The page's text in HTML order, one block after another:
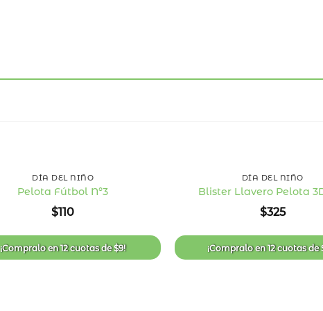
de
deseos
DÍA DEL NIÑO
Pelota Fútbol N°3
$110
¡Compralo en12 cuotasde$9!
DÍA DEL NIÑO
Blister Llavero Pelota
$325
¡Compralo en12 cuotasde